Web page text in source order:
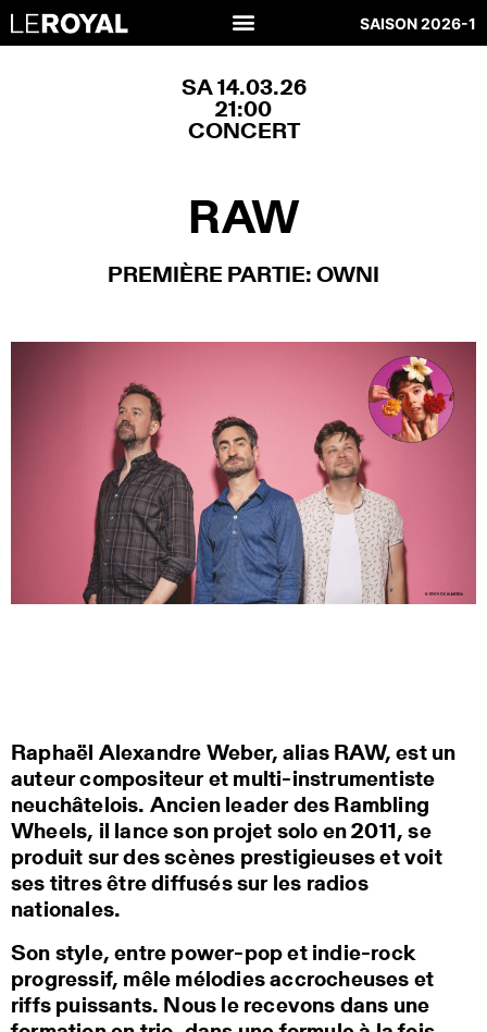
SAISON 2026-1
SA 14.03.26
21:00
CONCERT
RAW
PREMIÈRE PARTIE: OWNI
Raphaël Alexandre Weber, alias RAW, est un
auteur compositeur et multi-instrumentiste
neuchâtelois. Ancien leader des Rambling
Wheels, il lance son projet solo en 2011, se
produit sur des scènes prestigieuses et voit
ses titres être diffusés sur les radios
nationales.
Son style, entre power-pop et indie-rock
progressif, mêle mélodies accrocheuses et
riffs puissants. Nous le recevons dans une